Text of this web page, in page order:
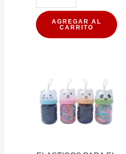
SECRET
AGREGAR AL
CARRITO